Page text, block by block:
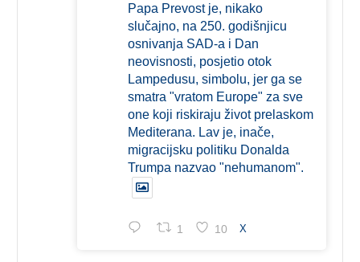
Papa Prevost je, nikako
slučajno, na 250. godišnjicu
osnivanja SAD-a i Dan
neovisnosti, posjetio otok
Lampedusu, simbolu, jer ga se
smatra "vratom Europe" za sve
one koji riskiraju život prelaskom
Mediterana. Lav je, inače,
migracijsku politiku Donalda
Trumpa nazvao "nehumanom".
1 10 X